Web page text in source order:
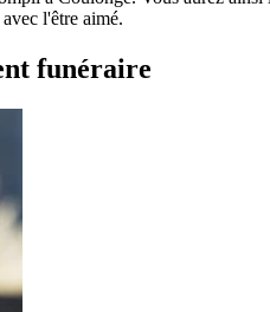
l'être aimé.
funéraire